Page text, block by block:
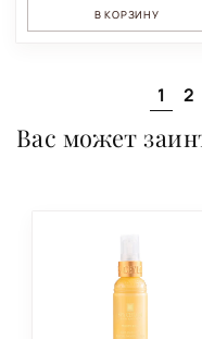
В КОРЗИНУ
1 2
Вас может